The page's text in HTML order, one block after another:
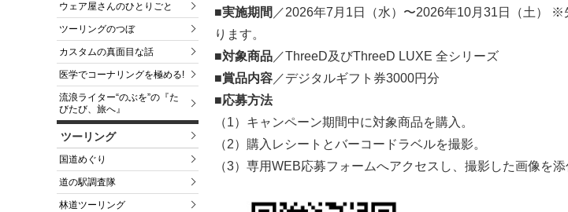
ウェア屋さんのひとりごと
ツーリングのつぼ
カスタムの真面目な話
医学でコーナリングを極める!
流浪ライター“のぶを”の『た
びたび、旅へ』
ツーリング
国道めぐり
道の駅調査隊
林道ツーリング
■実施期間 ／2026年7月1日（水）〜2026年10月31日（土）
ります。
■対象商品 ／ThreeD及びThreeD LUXE 全シリーズ
■賞品内容 ／デジタルギフト券3000円分
■応募方法
（1）キャンペーン期間中に対象商品を購入。
（2）購入レシートとバーコードラベルを撮影。
（3）専用WEB応募フォームへアクセスし、撮影した画像を添